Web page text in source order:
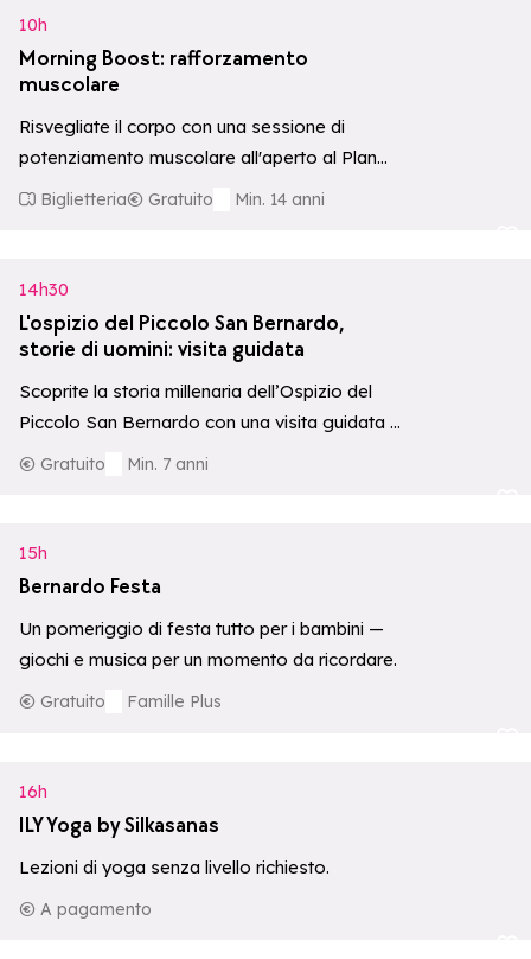
10h
Morning Boost: rafforzamento
muscolare
Risvegliate il corpo con una sessione di
potenziamento muscolare all'aperto al Plan
de l'Arc. Un modo dinamico per iniziare la…
Biglietteria Gratuito
Min. 14 anni
14h30
L'ospizio del Piccolo San Bernardo,
storie di uomini: visita guidata
Scoprite la storia millenaria dell’Ospizio del
Piccolo San Bernardo con una visita guidata a
2188 metri di altitudine.
Gratuito
Min. 7 anni
15h
Bernardo Festa
Un pomeriggio di festa tutto per i bambini —
giochi e musica per un momento da ricordare.
Gratuito
Famille Plus
16h
ILY Yoga by Silkasanas
Lezioni di yoga senza livello richiesto.
A pagamento